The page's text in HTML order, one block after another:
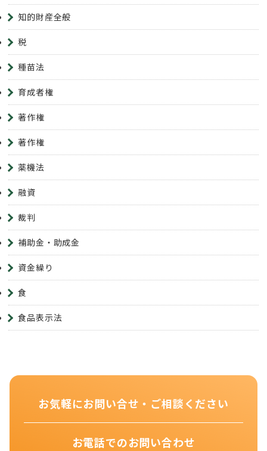
知的財産全般
税
種苗法
育成者権
著作権
著作権
薬機法
融資
裁判
補助金・助成金
資金繰り
食
食品表示法
お気軽にお問い合せ・ご相談ください
お電話でのお問い合わせ